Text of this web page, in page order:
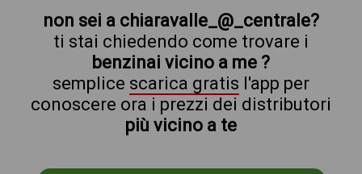
non sei a chiaravalle_@_centrale?
ti stai chiedendo come trovare i
benzinai vicino a me ?
semplice scarica gratis l'app per
conoscere ora i prezzi dei distributori
più vicino a te